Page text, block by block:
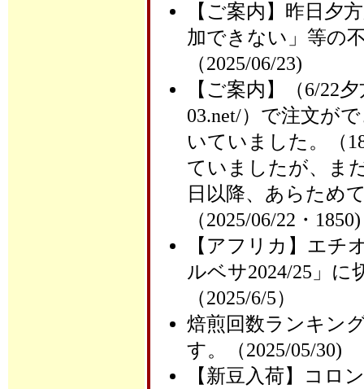
【ご案内】昨日夕
加できない」等の
（2025/06/23)
【ご案内】（6/22
03.net/）で注文が
いていました。（
ていましたが、ま
日以降、あらため
（2025/06/22・1850)
【アフリカ】エチ
ルベサ2024/25」
（2025/6/5）
焙煎回数ランキン
す。（2025/05/30)
【新豆入荷】コロ